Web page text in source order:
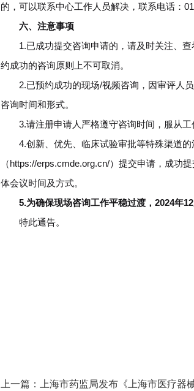
的，可以联系中心工作人员解决，联系电话：
六、注意事项
1.已成功提交咨询申请的，请及时关注、查
约成功的咨询原则上不可取消。
2.已预约成功的现场/视频咨询，因审评人员
咨询时间和形式。
3.请注册申请人严格遵守咨询时间，服从工
4.创新、优先、临床试验审批等特殊渠道的
（https://erps.cmde.org.cn/）提交申请，成功
体会议时间及方式。
5.为确保现场咨询工作平稳过渡，2024年
特此通告。
上一篇： 上海市药监局发布《上海市医疗器